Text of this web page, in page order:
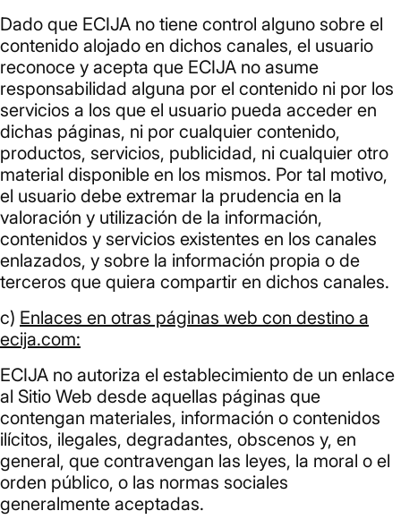
Dado que ECIJA no tiene control alguno sobre el
contenido alojado en dichos canales, el usuario
reconoce y acepta que ECIJA no asume
responsabilidad alguna por el contenido ni por los
servicios a los que el usuario pueda acceder en
dichas páginas, ni por cualquier contenido,
productos, servicios, publicidad, ni cualquier otro
material disponible en los mismos. Por tal motivo,
el usuario debe extremar la prudencia en la
valoración y utilización de la información,
contenidos y servicios existentes en los canales
enlazados, y sobre la información propia o de
terceros que quiera compartir en dichos canales.
c) Enlaces en otras páginas web con destino a
ecija.com:
ECIJA no autoriza el establecimiento de un enlace
al Sitio Web desde aquellas páginas que
contengan materiales, información o contenidos
ilícitos, ilegales, degradantes, obscenos y, en
general, que contravengan las leyes, la moral o el
orden público, o las normas sociales
generalmente aceptadas.